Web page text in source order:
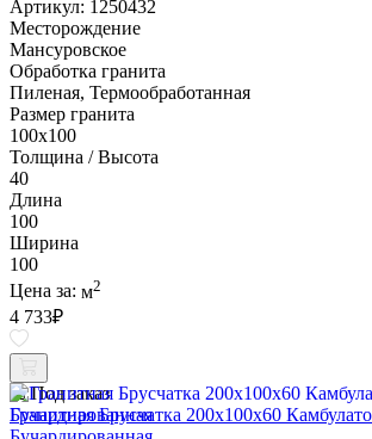
Артикул: 1250432
Месторождение
Мансуровское
Обработка гранита
Пиленая, Термообработанная
Размер гранита
100х100
Толщина / Высота
40
Длина
100
Ширина
100
Цена за: м2
4 733₽
Под заказ
Гранитная Брусчатка 200х100x60